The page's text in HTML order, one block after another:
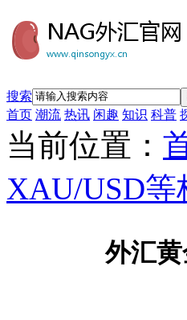
搜索
首页 潮流 热讯 闲趣 知识 科普
当前位置：
XAU/USD
外汇